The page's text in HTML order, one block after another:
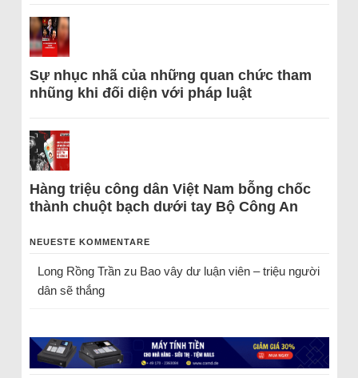
Sự nhục nhã của những quan chức tham
nhũng khi đối diện với pháp luật
Hàng triệu công dân Việt Nam bỗng chốc
thành chuột bạch dưới tay Bộ Công An
NEUESTE KOMMENTARE
Long Rồng Trầnzu Bao vây dư luận viên – triệu người
dân sẽ thắng